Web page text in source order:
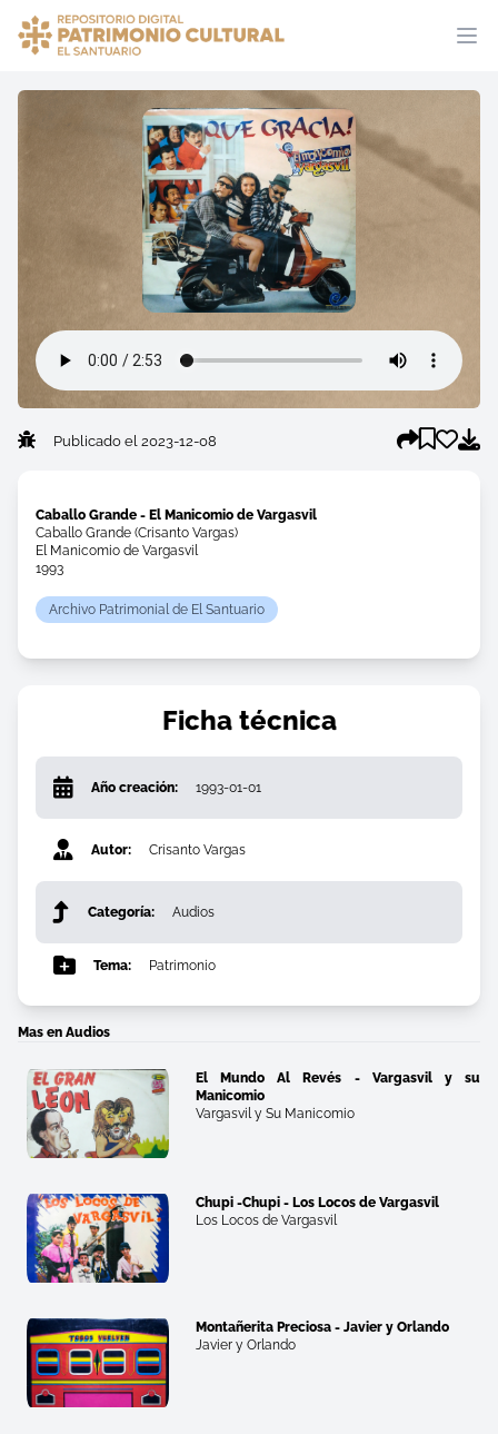
Publicado el 2023-12-08
Caballo Grande - El Manicomio de Vargasvil
Caballo Grande (Crisanto Vargas)
El Manicomio de Vargasvil
1993
Archivo Patrimonial de El Santuario
Ficha técnica
Año creación: 1993-01-01
Autor: Crisanto Vargas
Categoría: Audios
Tema: Patrimonio
Mas en Audios
El Mundo Al Revés - Vargasvil y su
Manicomio
Vargasvil y Su Manicomio
Chupi -Chupi - Los Locos de Vargasvil
Los Locos de Vargasvil
Montañerita Preciosa - Javier y Orlando
Javier y Orlando